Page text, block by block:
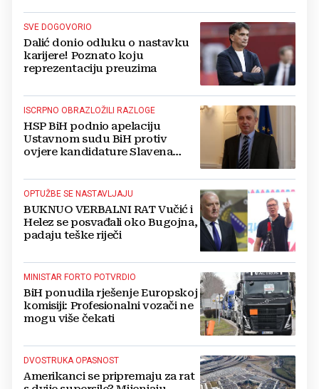
SVE DOGOVORIO
Dalić donio odluku o nastavku
karijere! Poznato koju
reprezentaciju preuzima
ISCRPNO OBRAZLOŽILI RAZLOGE
HSP BiH podnio apelaciju
Ustavnom sudu BiH protiv
ovjere kandidature Slavena
OPTUŽBE SE NASTAVLJAJU
BUKNUO VERBALNI RAT Vučić i
Helez se posvađali oko Bugojna,
padaju teške riječi
MINISTAR FORTO POTVRDIO
BiH ponudila rješenje Europskoj
komisiji: Profesionalni vozači ne
mogu više čekati
DVOSTRUKA OPASNOST
Amerikanci se pripremaju za rat